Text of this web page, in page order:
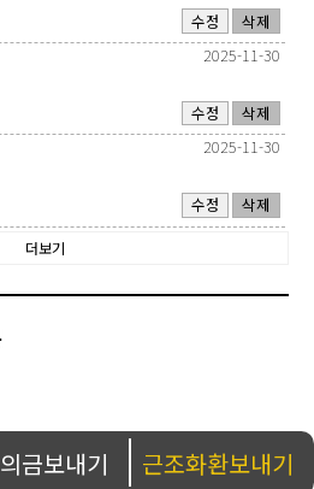
수정
삭제
2025-11-30
수정
삭제
2025-11-30
수정
삭제
더보기
금보내기 근조화환보내기